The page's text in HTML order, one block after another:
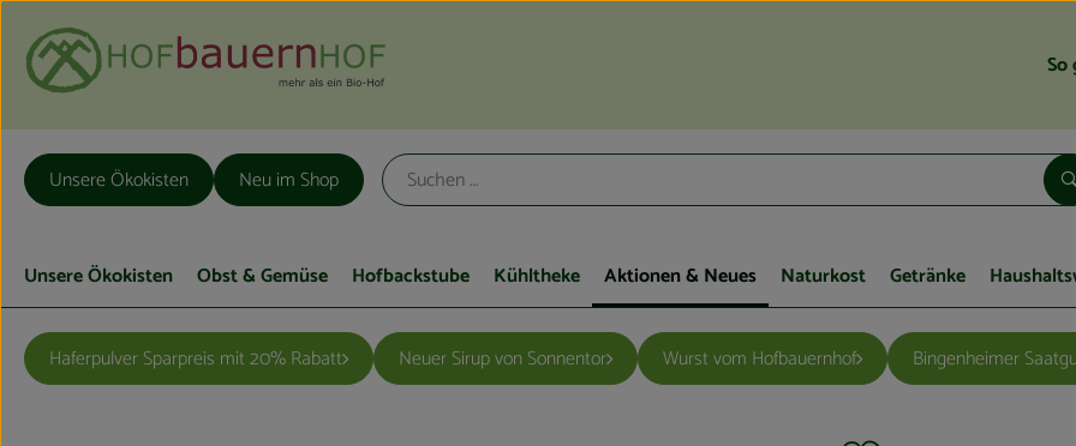
So
Unsere Ökokisten Neu im Shop
Unsere Ökokisten Obst & Gemüse Hofbackstube Kühltheke Aktionen & Neues Naturkost Getränke
Haferpulver Sparpreis mit 20% Rabatt Neuer Sirup von Sonnentor Wurst vom Hofbauernhof Bingenheimer